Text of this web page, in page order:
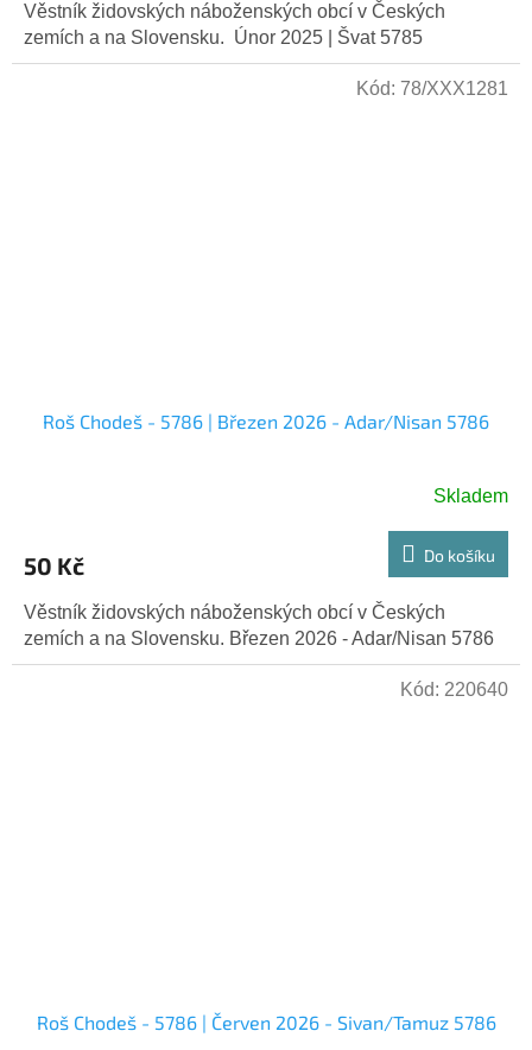
Věstník židovských náboženských obcí v Českých
zemích a na Slovensku. Únor 2025 | Švat 5785
Roš Chodeš - 5786 | Březen 2026 - Adar/Nisan 5786
Skladem
50 Kč Do košíku
Věstník židovských náboženských obcí v Českých
zemích a na Slovensku. Březen 2026 - Adar/Nisan 5786
Kód: 78/XXX1281
Roš Chodeš - 5786 | Červen 2026 - Sivan/Tamuz 5786
Kód: 220640